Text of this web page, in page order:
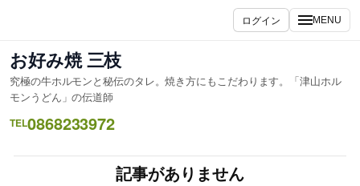
ス
キ
ッ
プ
ログイン MENU
お好み焼 三枝
究極の牛ホルモンと秘伝のタレ。焼き方にもこだわります。「津山ホル
モンうどん」の伝道師
TEL0868233972
記事がありません